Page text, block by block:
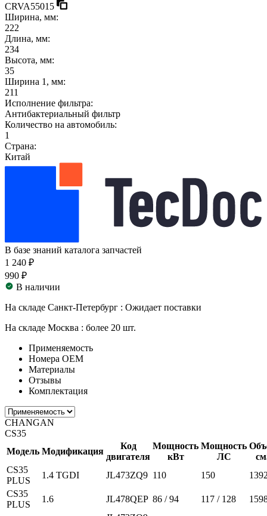
CRVA55015
Ширина, мм:
222
Длина, мм:
234
Высота, мм:
35
Ширина 1, мм:
211
Исполнение фильтра:
Антибактериальный фильтр
Количество на автомобиль:
1
Страна:
Китай
В базе знаний каталога запчастей
1 240 ₽
990 ₽
В наличии
На складе Санкт-Петербург : Ожидает поставки
На складе Москва : более 20 шт.
Применяемость
Номера ОЕМ
Материалы
Отзывы
Комплектация
CHANGAN
CS35
Модель Модификация
Код
двигателя
Мощность
кВт
Мощность
ЛС
CS35
PLUS
1.4 TGDI JL473ZQ9 110 150
CS35
PLUS
1.6 JL478QEP 86 / 94 117 / 128